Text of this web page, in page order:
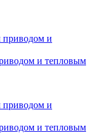
и тепловым
и тепловым